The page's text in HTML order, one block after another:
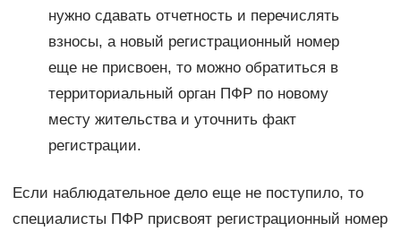
нужно сдавать отчетность и перечислять
взносы, а новый регистрационный номер
еще не присвоен, то можно обратиться в
территориальный орган ПФР по новому
месту жительства и уточнить факт
регистрации.
Если наблюдательное дело еще не поступило, то
специалисты ПФР присвоят регистрационный номер